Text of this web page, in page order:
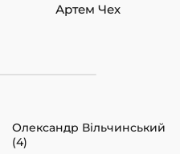
Артем Чех
Олександр Вільчинський
(4)